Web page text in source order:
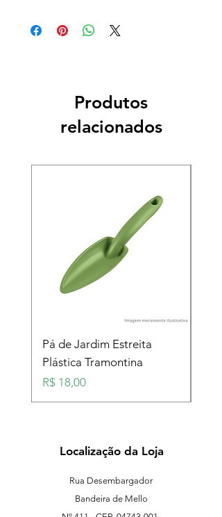
Produtos
relacionados
Pá de Jardim Estreita
Plástica Tramontina
Preço
R$ 18,00
Localização da Loja
Rua Desembargador
Bandeira de Mello